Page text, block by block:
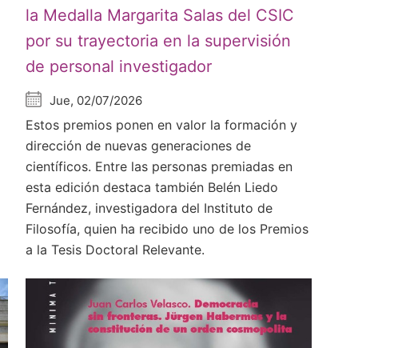
la Medalla Margarita Salas del CSIC
por su trayectoria en la supervisión
de personal investigador
Jue, 02/07/2026
Estos premios ponen en valor la formación y
dirección de nuevas generaciones de
científicos. Entre las personas premiadas en
esta edición destaca también Belén Liedo
Fernández, investigadora del Instituto de
Filosofía, quien ha recibido uno de los Premios
a la Tesis Doctoral Relevante.